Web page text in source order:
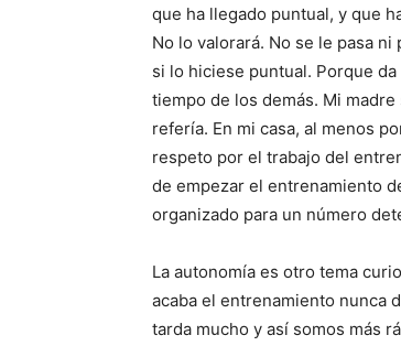
que ha llegado puntual, y que
No lo valorará. No se le pasa
si lo hiciese puntual. Porque
tiempo de los demás. Mi
refería. En mi casa, al menos
respeto por el trabajo del
de empezar el entrenamiento
organizado para un número
La autonomía es otro tema
acaba el entrenamiento nunca
tarda mucho y así somos más